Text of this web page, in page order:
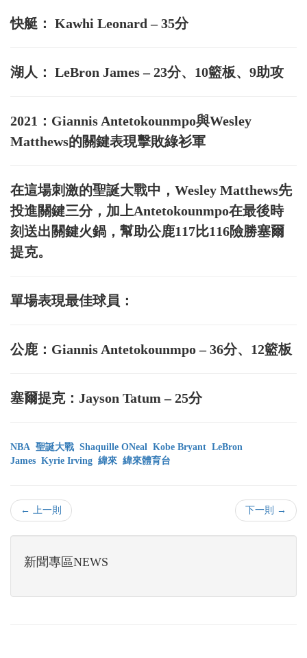
快艇： Kawhi Leonard – 35分
湖人： LeBron James – 23分、10籃板、9助攻
2021：Giannis Antetokounmpo與Wesley
Matthews的關鍵表現擊敗綠衫軍
在這場刺激的聖誕大戰中，Wesley Matthews先
投進關鍵三分，加上Antetokounmpo在最後時
刻送出關鍵火鍋，幫助公鹿117比116險勝塞爾
提克。
單場表現最佳球員：
公鹿：Giannis Antetokounmpo – 36分、12籃板
塞爾提克：Jayson Tatum – 25分
NBA 聖誕大戰 Shaquille ONeal Kobe Bryant LeBron
James Kyrie Irving 緯來 緯來體育台
← 上一則 下一則 →
新聞專區NEWS